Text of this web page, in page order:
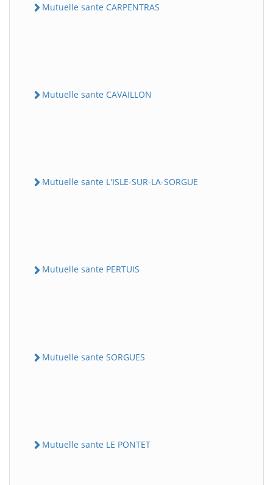
Mutuelle sante CARPENTRAS
Mutuelle sante CAVAILLON
Mutuelle sante L'ISLE-SUR-LA-SORGUE
Mutuelle sante PERTUIS
Mutuelle sante SORGUES
Mutuelle sante LE PONTET